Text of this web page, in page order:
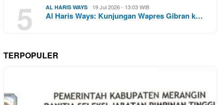
5 AL HARIS WAYS 19 Jul 2026 - 13:03 WIB
Al Haris Ways: Kunjungan Wapres Gibran k…
TERPOPULER